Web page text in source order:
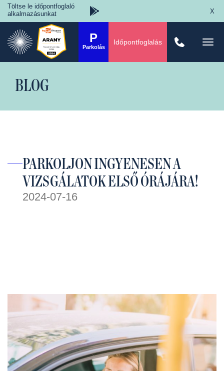
Töltse le időpontfoglaló
alkalmazásunkat
X
P
Parkolás
Időpontfoglalás
BLOG
PARKOLJON INGYENESEN A
VIZSGÁLATOK ELSŐ ÓRÁJÁRA!
2024-07-16